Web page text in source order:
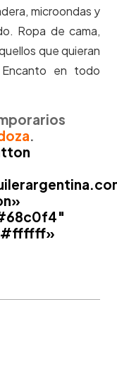
microondas y
Ropa de cama,
que quieran
en todo
.